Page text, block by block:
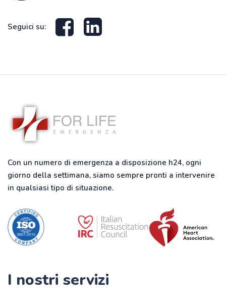
Seguici su:
Con un numero di emergenza a disposizione h24, ogni
giorno della settimana, siamo sempre pronti a intervenire
in qualsiasi tipo di situazione.
I nostri servizi